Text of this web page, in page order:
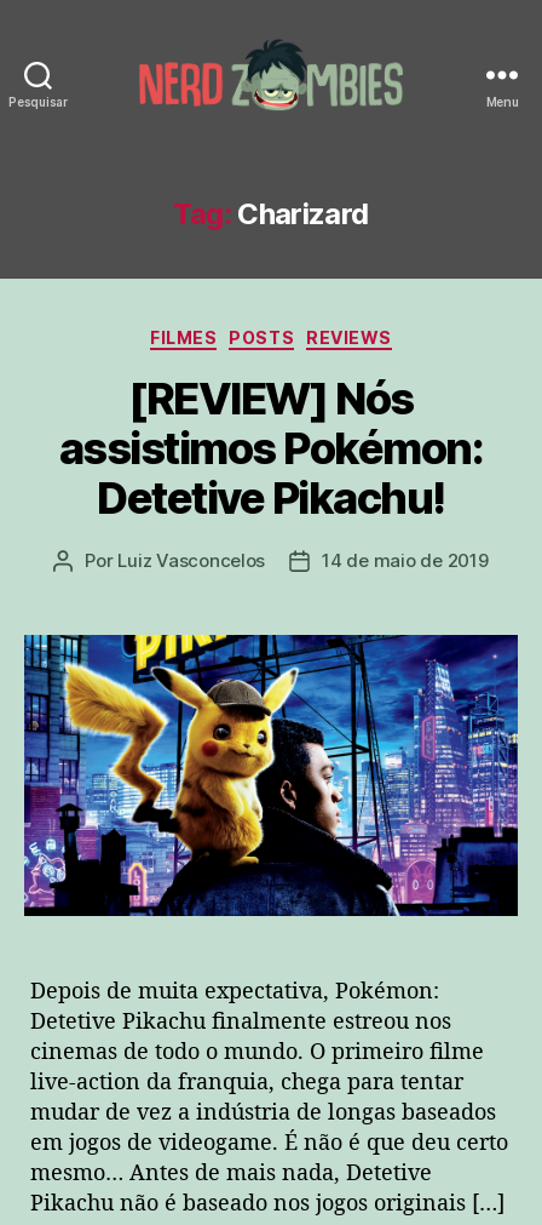
Pesquisar Menu
Tag: Charizard
Categorias
FILMES POSTS REVIEWS
[REVIEW] Nós
assistimos Pokémon:
Detetive Pikachu!
Autor
Por Luiz Vasconcelos
Data14 de maio de 2019
Depois de muita expectativa, Pokémon:
Detetive Pikachu finalmente estreou nos
cinemas de todo o mundo. O primeiro filme
live-action da franquia, chega para tentar
mudar de vez a indústria de longas baseados
em jogos de videogame. É não é que deu certo
mesmo… Antes de mais nada, Detetive
Pikachu não é baseado nos jogos originais […]